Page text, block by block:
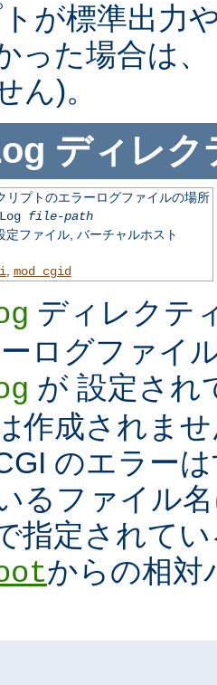
が標準出力
った場合は
ん)。
ディレク
リプトのエラーログファイルの場所
file-path
定ファイル, バーチャルホスト
mod_cgid
ディレクテ
ログファイ
が 設定され
作成されま
のエラー
るファイル
指定されて
からの相対